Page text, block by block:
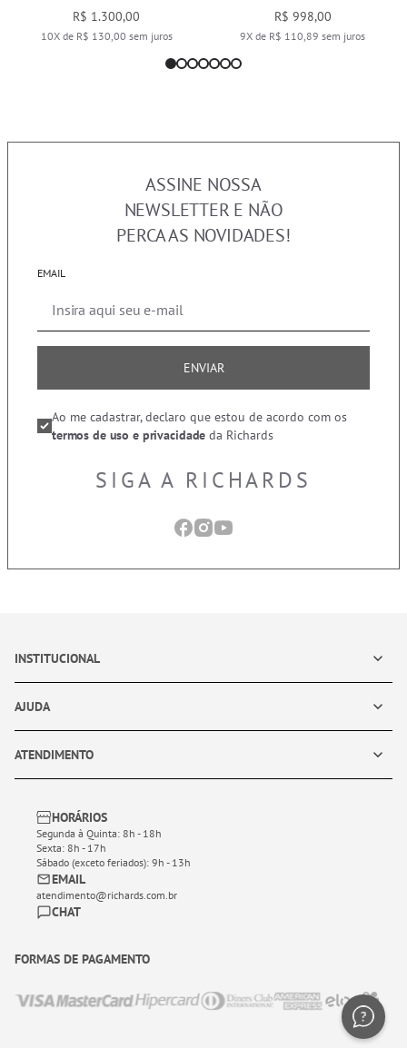
R$ 1.300,00
10X de R$ 130,00 sem juros
R$ 998,00
9X de R$ 110,89 sem juros
ASSINE NOSSA
NEWSLETTER E NÃO
PERCA AS NOVIDADES!
EMAIL
ENVIAR
Ao me cadastrar, declaro que estou de acordo com os
termos de uso e privacidade da Richards
SIGA A RICHARDS
INSTITUCIONAL
AJUDA
ATENDIMENTO
HORÁRIOS
Segunda à Quinta: 8h - 18h
Sexta: 8h - 17h
Sábado (exceto feriados): 9h - 13h
EMAIL
atendimento@richards.com.br
CHAT
FORMAS DE PAGAMENTO